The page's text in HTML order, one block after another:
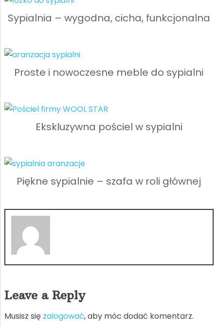
Sypialnia – wygodna, cicha, funkcjonalna
Proste i nowoczesne meble do sypialni
Ekskluzywna pościel w sypialni
Piękne sypialnie – szafa w roli głównej
Leave a Reply
Musisz się zalogować, aby móc dodać komentarz.